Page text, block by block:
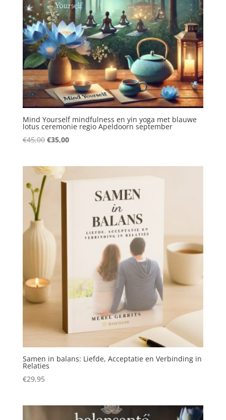
Mind Yourself mindfulness en yin yoga met blauwe
lotus ceremonie regio Apeldoorn september
€45,00 Oorspronkelijke
€45,00.
€35,00Huidige
Samen in balans: Liefde, Acceptatie en Verbinding in
Relaties
€29,95